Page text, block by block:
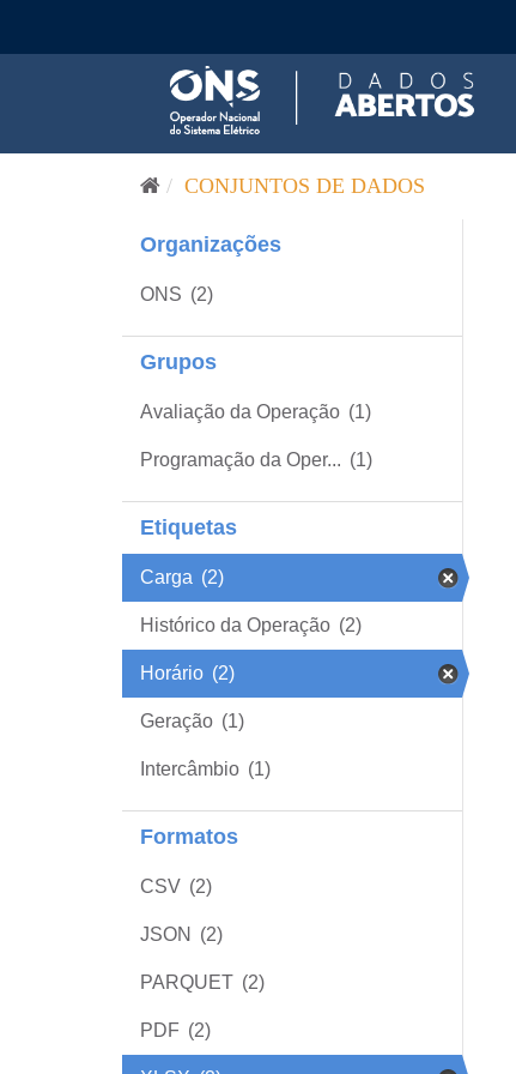
CONJUNTOS DE DADOS
Organizações
ONS (2)
Grupos
Avaliação da Operação (1)
Programação da Oper... (1)
Etiquetas
Carga (2)
Histórico da Operação (2)
Horário (2)
Geração (1)
Intercâmbio (1)
Formatos
CSV (2)
JSON (2)
PARQUET (2)
PDF (2)